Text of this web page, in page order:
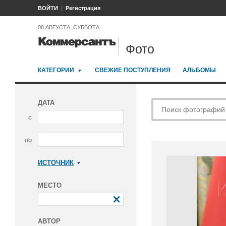
ВОЙТИ Регистрация
08 АВГУСТА, СУББОТА
Фото
КАТЕГОРИИ СВЕЖИЕ ПОСТУПЛЕНИЯ АЛЬБОМЫ
ДАТА
с
по
ИСТОЧНИК
МЕСТО
АВТОР